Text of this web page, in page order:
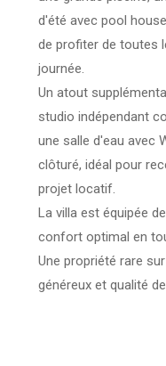
d'été avec pool
de profiter de toutes
journée.
Un atout
studio indépendant
une salle d'eau avec
clôturé, idéal pour
projet locatif.
La villa est équipée
confort optimal en
Une propriété rare
généreux et qualité